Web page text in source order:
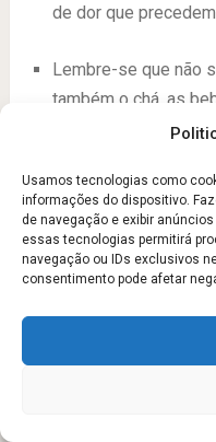
Usamos tecnologias como
informações do dispositivo.
de navegação e exibir
essas tecnologias permitirá
navegação ou IDs exclusivos
consentimento pode afetar
de dor que
Lembre-se que não
também o chá, as
o chocolate, as
A cafeína inibe a
minerais como o
provocar problemas
Em grandes doses,